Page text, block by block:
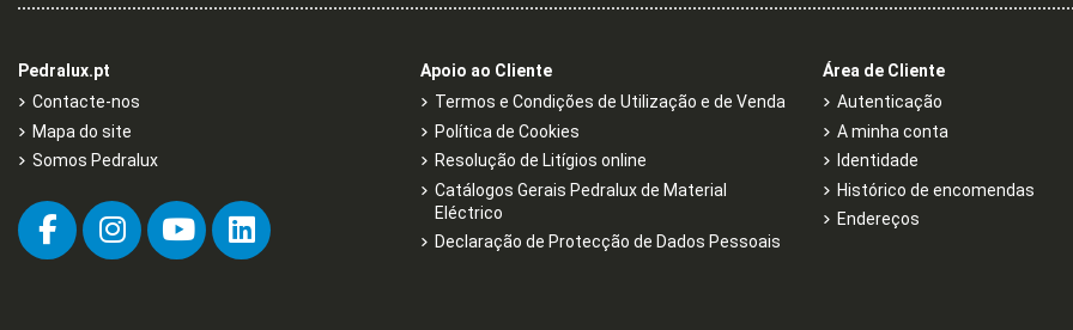
Pedralux.pt
Contacte-nos
Mapa do site
Somos Pedralux
Apoio ao Cliente
Termos e Condições de Utilização e de Venda
Política de Cookies
Resolução de Litígios online
Catálogos Gerais Pedralux de Material
Eléctrico
Declaração de Protecção de Dados Pessoais
Área de Cliente
Autenticação
A minha conta
Identidade
Histórico de encomendas
Endereços